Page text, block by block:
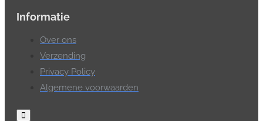
Informatie
Over ons
Verzending
Privacy Policy
Algemene voorwaarden